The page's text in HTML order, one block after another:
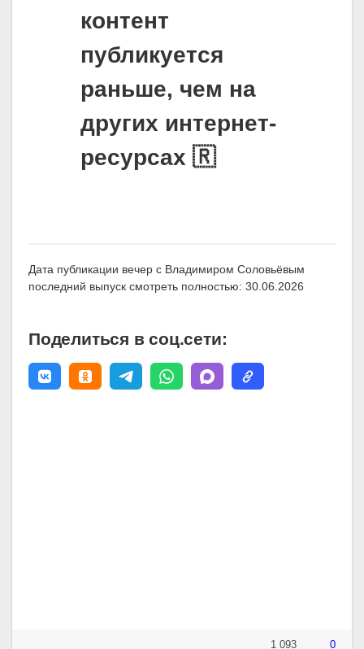
контент
публикуется
раньше, чем на
других интернет-
ресурсах 🇷
Дата публикации вечер с Владимиром Соловьёвым
последний выпуск смотреть полностью: 30.06.2026
Поделиться в соц.сети:
1 093 0